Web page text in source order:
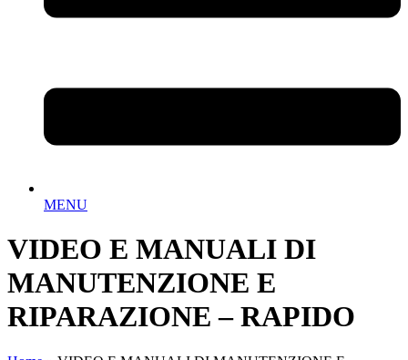
MENU
VIDEO E MANUALI DI
MANUTENZIONE E
RIPARAZIONE – RAPIDO